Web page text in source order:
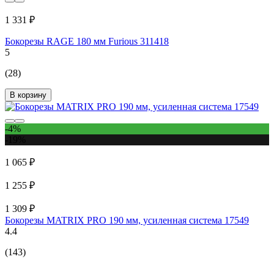
1 331 ₽
Бокорезы RAGE 180 мм Furious 311418
5
(28)
В корзину
-4%
1 065 ₽
1 255 ₽
1 309 ₽
Бокорезы MATRIX PRO 190 мм, усиленная система 17549
4.4
(143)